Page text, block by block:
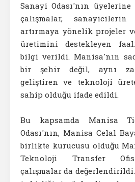
Sanayi Odası'nın
çalışmalar,
artırmaya yönelik projeler
üretimini destekleyen
bilgi verildi. Manisa'nın
bir şehir değil, aynı
geliştiren ve teknoloji
sahip olduğu ifade edildi.
Bu kapsamda Manisa
Odası'nın, Manisa Celal
birlikte kurucusu olduğu
Teknoloji Transfer
çalışmalar da